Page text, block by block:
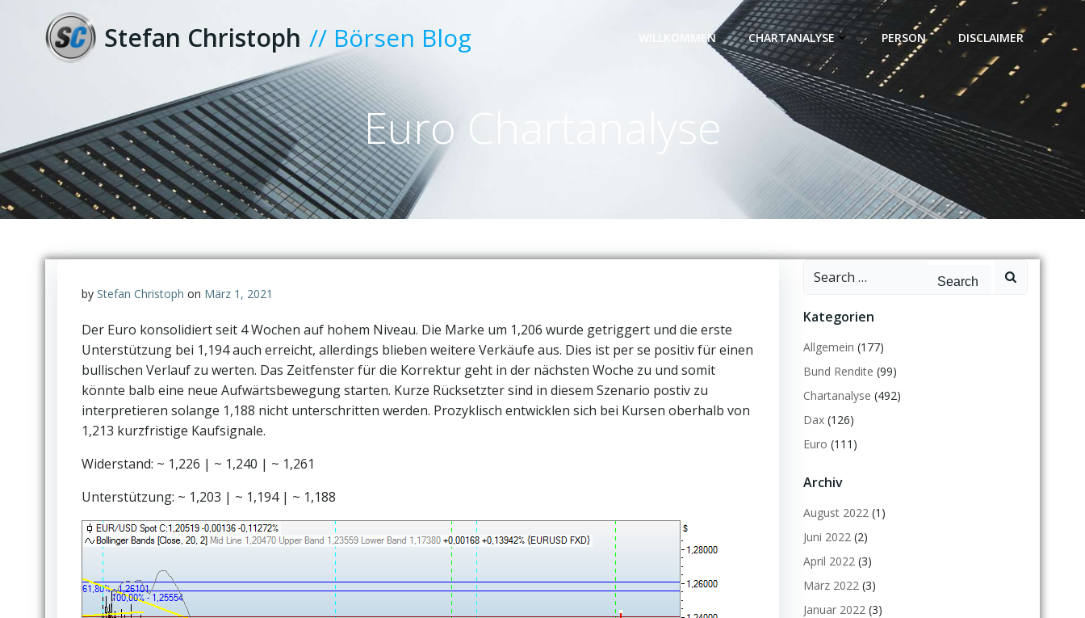
springen
Stefan Christoph // Börsen Blog WILLKOMMEN CHARTANALYSE PERSON DISCLAIMER
Euro Chartanalyse
by Stefan Christoph on März 1, 2021
Der Euro konsolidiert seit 4 Wochen auf hohem Niveau. Die Marke um 1,206 wurde getriggert und die erste
Unterstützung bei 1,194 auch erreicht, allerdings blieben weitere Verkäufe aus. Dies ist per se positiv für einen
bullischen Verlauf zu werten. Das Zeitfenster für die Korrektur geht in der nächsten Woche zu und somit
könnte balb eine neue Aufwärtsbewegung starten. Kurze Rücksetzter sind in diesem Szenario postiv zu
interpretieren solange 1,188 nicht unterschritten werden. Prozyklisch entwicklen sich bei Kursen oberhalb von
1,213 kurzfristige Kaufsignale.
Widerstand: ~ 1,226 | ~ 1,240 | ~ 1,261
Unterstützung: ~ 1,203 | ~ 1,194 | ~ 1,188
Search
Kategorien
Allgemein (177)
Bund Rendite (99)
Chartanalyse (492)
Dax (126)
Euro (111)
Archiv
August 2022 (1)
Juni 2022 (2)
April 2022 (3)
März 2022 (3)
Januar 2022 (3)